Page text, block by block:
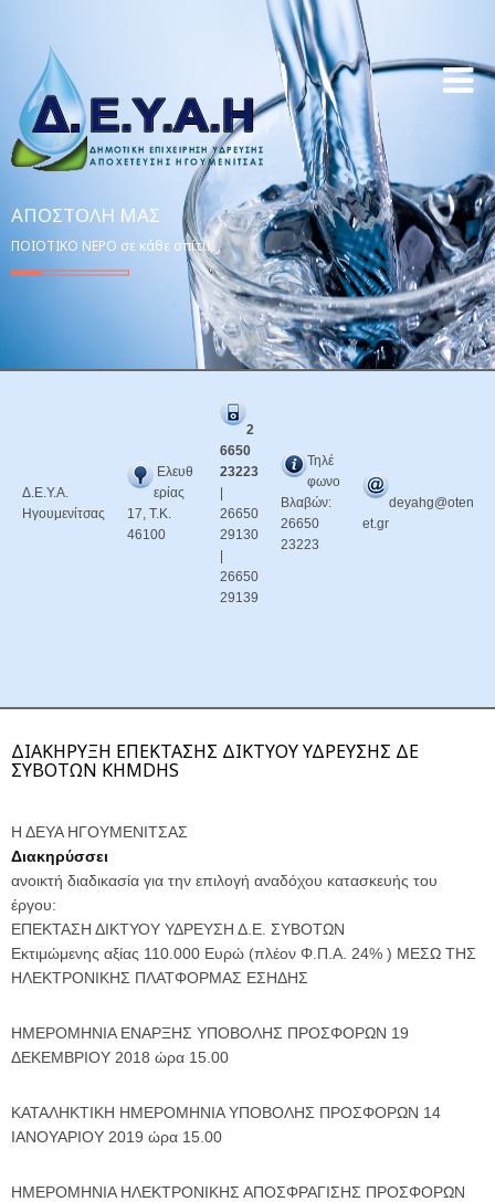
ΑΠΟΣΤΟΛΉ ΜΑΣ
ΠΟΙΟΤΙΚΟ ΝΕΡΟ σε κάθε σπίτι!
Δ.Ε.Υ.Α.
Ηγουμενίτσας
Ελευθ
ερίας
17, Τ.Κ.
46100
2
6650
23223
26650
29130
26650
29139
Τηλέ
φωνο
Βλαβών:
26650
23223
deyahg@oten
et.gr
ΔΙΑΚΗΡΥΞΗ ΕΠΕΚΤΑΣΗΣ ΔΙΚΤΥΟΥ ΥΔΡΕΥΣΗΣ ΔΕ
ΣΥΒΟΤΩΝ KHMDHS
Η ΔΕΥΑ ΗΓΟΥΜΕΝΙΤΣΑΣ
Διακηρύσσει
ανοικτή διαδικασία για την επιλογή αναδόχου κατασκευής του
έργου:
ΕΠΕΚΤΑΣΗ ΔΙΚΤΥΟΥ ΥΔΡΕΥΣΗ Δ.Ε. ΣΥΒΟΤΩΝ
Εκτιμώμενης αξίας 110.000 Ευρώ (πλέον Φ.Π.Α. 24% ) ΜΕΣΩ ΤΗΣ
ΗΛΕΚΤΡΟΝΙΚΗΣ ΠΛΑΤΦΟΡΜΑΣ ΕΣΗΔΗΣ
ΗΜΕΡΟΜΗΝΙΑ ΕΝΑΡΞΗΣ ΥΠΟΒΟΛΗΣ ΠΡΟΣΦΟΡΩΝ 19
ΔΕΚΕΜΒΡΙΟΥ 2018 ώρα 15.00
ΚΑΤΑΛΗΚΤΙΚΗ ΗΜΕΡΟΜΗΝΙΑ ΥΠΟΒΟΛΗΣ ΠΡΟΣΦΟΡΩΝ 14
ΙΑΝΟΥΑΡΙΟΥ 2019 ώρα 15.00
ΗΜΕΡΟΜΗΝΙΑ ΗΛΕΚΤΡΟΝΙΚΗΣ ΑΠΟΣΦΡΑΓΙΣΗΣ ΠΡΟΣΦΟΡΩΝ